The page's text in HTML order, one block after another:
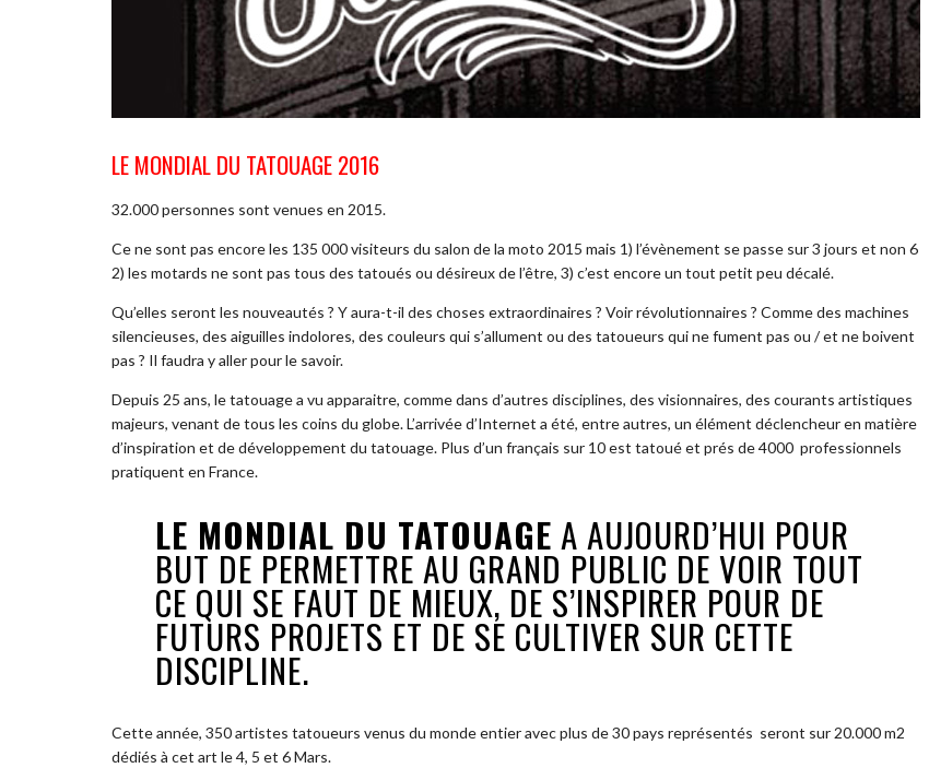
LE MONDIAL DU TATOUAGE 2016
32.000 personnes sont venues en 2015.
Ce ne sont pas encore les 135 000 visiteurs du salon de la moto 2015 mais 1) l’évènement se passe sur 3 jours et non 6
2) les motards ne sont pas tous des tatoués ou désireux de l’être, 3) c’est encore un tout petit peu décalé.
Qu’elles seront les nouveautés ? Y aura-t-il des choses extraordinaires ? Voir révolutionnaires ? Comme des machines
silencieuses, des aiguilles indolores, des couleurs qui s’allument ou des tatoueurs qui ne fument pas ou / et ne boivent
pas ? Il faudra y aller pour le savoir.
Depuis 25 ans, le tatouage a vu apparaitre, comme dans d’autres disciplines, des visionnaires, des courants artistiques
majeurs, venant de tous les coins du globe. L’arrivée d’Internet a été, entre autres, un élément déclencheur en matière
d’inspiration et de développement du tatouage. Plus d’un français sur 10 est tatoué et prés de 4000 professionnels
pratiquent en France.
LE MONDIAL DU TATOUAGEA AUJOURD’HUI POUR
BUT DE PERMETTRE AU GRAND PUBLIC DE VOIR TOUT
CE QUI SE FAUT DE MIEUX, DE S’INSPIRER POUR DE
FUTURS PROJETS ET DE SE CULTIVER SUR CETTE
DISCIPLINE.
Cette année, 350 artistes tatoueurs venus du monde entier avec plus de 30 pays représentés seront sur 20.000 m2
dédiés à cet art le 4, 5 et 6 Mars.